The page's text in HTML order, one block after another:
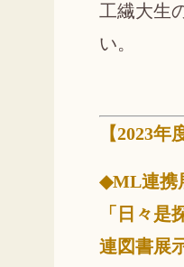
工繊大生
い。
【2023年
◆ML連携
「日々
連図書展